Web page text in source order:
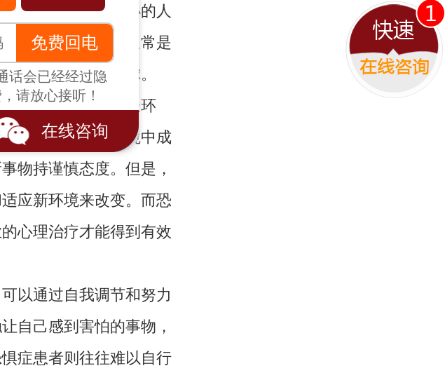
或缺乏勇气。胆小的人
安，但这种不安通常是
极度的恐惧和焦虑。
可能与个体的成长环
于保护的家庭环境中成
物持谨慎态度。但是，
应新环境来改变。而恐
心理治疗才能得到有效
以通过自我调节和努力
自己感到害怕的事物，
症患者则往往难以自行
免费回电
话会已经经过隐
请放心接听！
在线咨询